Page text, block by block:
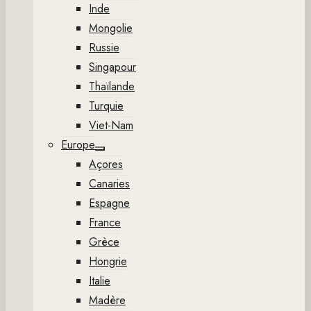
Inde
Mongolie
Russie
Singapour
Thaïlande
Turquie
Viet-Nam
Europe
Show
sub
menu
Açores
Canaries
Espagne
France
Grèce
Hongrie
Italie
Madère